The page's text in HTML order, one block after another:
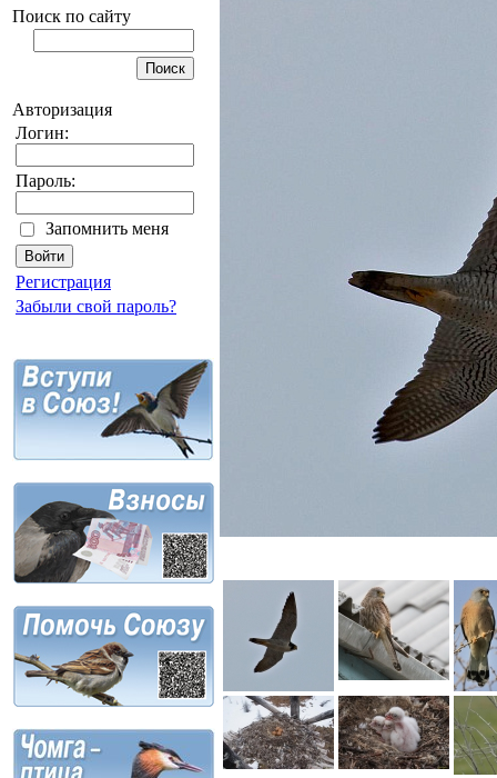
Поиск по сайту
Авторизация
Логин:
Пароль:
Запомнить меня
Регистрация
Забыли свой пароль?